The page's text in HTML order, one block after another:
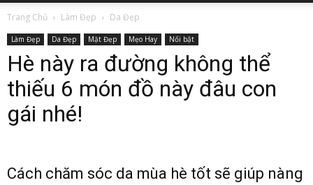
Trang Chủ Làm Đẹp Da Đẹp
Làm Đẹp Da Đẹp Mặt Đẹp Mẹo Hay Nổi bật
Hè này ra đường không thể
thiếu 6 món đồ này đâu con
gái nhé!
Cách chăm sóc da mùa hè tốt sẽ giúp nàng